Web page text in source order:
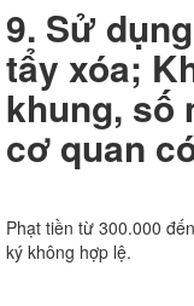
9. Sử
tẩy xóa;
khung, số
cơ quan
Phạt tiền từ 300.000
ký không hợp lệ.